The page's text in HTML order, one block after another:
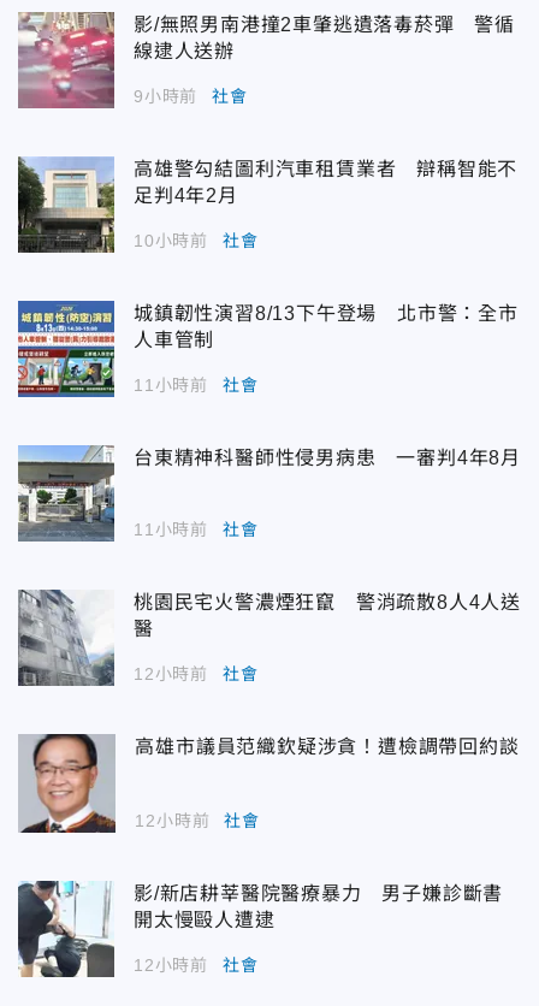
影/無照男南港撞2車肇逃遺落毒菸彈 警循
線逮人送辦
9小時前 社會
高雄警勾結圖利汽車租賃業者 辯稱智能不
足判4年2月
10小時前 社會
城鎮韌性演習8/13下午登場 北市警：全市
人車管制
11小時前 社會
台東精神科醫師性侵男病患 一審判4年8月
11小時前 社會
桃園民宅火警濃煙狂竄 警消疏散8人4人送
醫
12小時前 社會
高雄市議員范織欽疑涉貪！遭檢調帶回約談
12小時前 社會
影/新店耕莘醫院醫療暴力 男子嫌診斷書
開太慢毆人遭逮
12小時前 社會